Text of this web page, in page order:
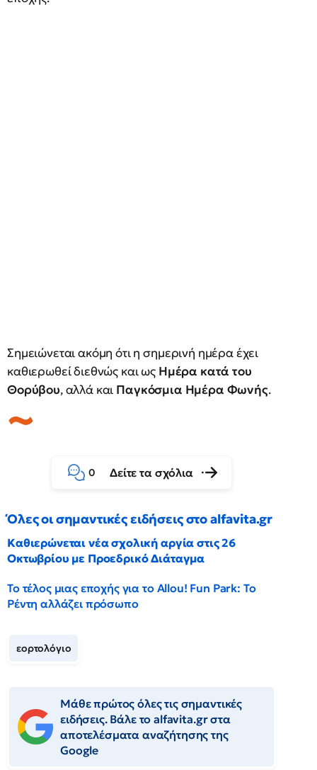
Σημειώνεται ακόμη ότι η σημερινή ημέρα έχει
καθιερωθεί διεθνώς και ως Ημέρα κατά του
Θορύβου, αλλά και Παγκόσμια Ημέρα Φωνής.
0 Δείτε τα σχόλια
Όλες οι σημαντικές ειδήσεις στο alfavita.gr
Καθιερώνεται νέα σχολική αργία στις 26
Οκτωβρίου με Προεδρικό Διάταγμα
Το τέλος μιας εποχής για το Allou! Fun Park: Το
Ρέντη αλλάζει πρόσωπο
εορτολόγιο
Μάθε πρώτος όλες τις σημαντικές
ειδήσεις. Βάλε το alfavita.gr στα
αποτελέσματα αναζήτησης της
Google